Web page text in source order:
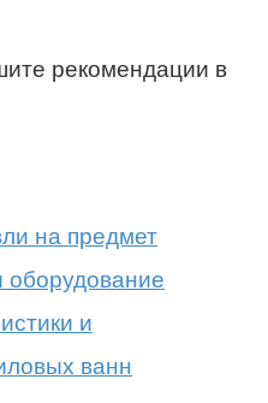
рекомендации в
на предмет
оборудование
и
ванн